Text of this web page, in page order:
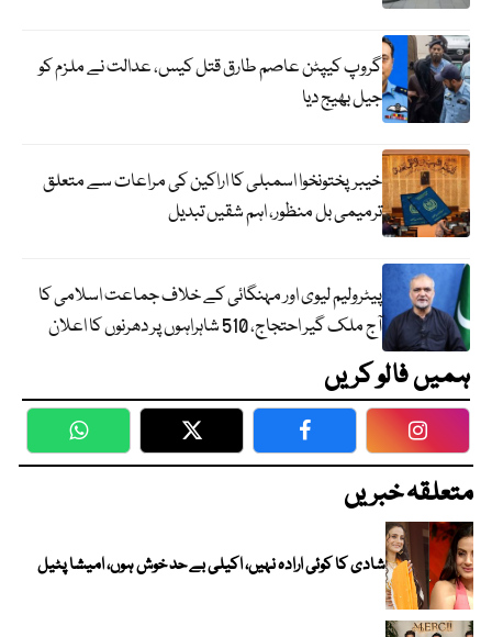
گروپ کیپٹن عاصم طارق قتل کیس، عدالت نے ملزم کو
جیل بھیج دیا
خیبرپختونخوا اسمبلی کا اراکین کی مراعات سے متعلق
ترمیمی بل منظور، اہم شقیں تبدیل
پیٹرولیم لیوی اور مہنگائی کے خلاف جماعت اسلامی کا
آج ملک گیر احتجاج، 510 شاہراہوں پر دھرنوں کا اعلان
ہمیں فالو کریں
WhatsApp Twitter Facebook
متعلقہ خبریں
شادی کا کوئی ارادہ نہیں، اکیلی بے حد خوش ہوں، امیشا پٹیل